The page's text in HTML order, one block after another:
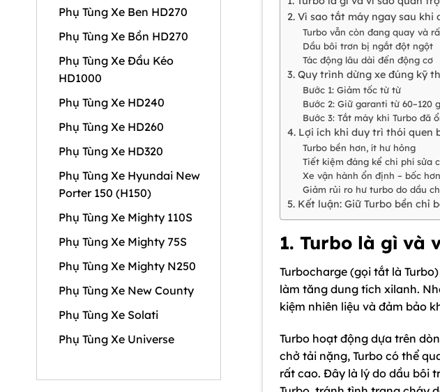
Phụ Tùng Xe Ben HD270
Phụ Tùng Xe Bồn HD270
Phụ Tùng Xe Đầu Kéo
HD1000
Phụ Tùng Xe HD240
Phụ Tùng Xe HD260
Phụ Tùng Xe HD320
Phụ Tùng Xe Hyundai New
Porter 150 (H150)
Phụ Tùng Xe Mighty 110S
Phụ Tùng Xe Mighty 75S
Phụ Tùng Xe Mighty N250
Phụ Tùng Xe New County
Phụ Tùng Xe Solati
Phụ Tùng Xe Universe
2. Vì sao tắt máy ngay sau khi
Turbo vẫn còn đang quay và
Dầu bôi trơn bị ngắt đột ngột
Tác động lâu dài đến động cơ
3. Quy trình dừng xe đúng kỹ
Bước 1: Giảm tốc từ từ
Bước 2: Giữ garanti từ 60–120
Bước 3: Tắt máy khi Turbo đã
4. Lợi ích khi duy trì thói quen
Turbo bền hơn, ít hư hỏng
Tiết kiệm đáng kể chi phí sửa
Xe vận hành ổn định – bốc hơn
Giảm rủi ro hư turbo do dầu
5. Kết luận: Giữ Turbo bền chỉ
1. Turbo là gì và
Turbocharge (gọi tắt là
làm tăng dung tích xilanh.
kiệm nhiên liệu và đảm bảo
Turbo hoạt động dựa trên
chở tải nặng, Turbo có thể
rất cao. Đây là lý do dầu bôi